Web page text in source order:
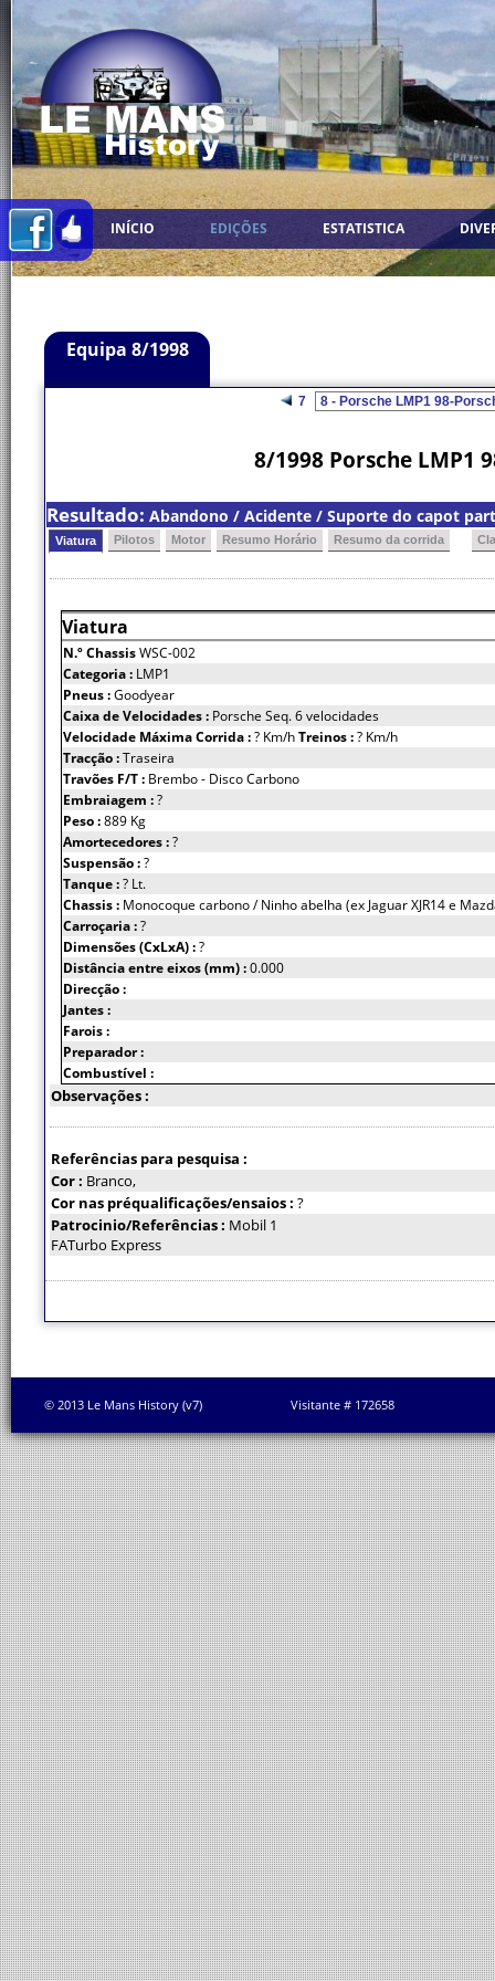
INÍCIO EDIÇÕES ESTATISTICA
Equipa 8/1998
7
8/1998 Porsche LMP1
Resultado: Abandono / Acidente / Suporte do capot
Viatura Pilotos Motor Resumo Horário Resumo da corrida
Viatura
N.º ChassisWSC-002
Categoria : LMP1
Pneus :Goodyear
Caixa de Velocidades : Porsche Seq. 6 velocidades
Velocidade Máxima Corrida :? Km/hTreinos :? Km/h
Tracção :Traseira
Travões F/T : Brembo - Disco Carbono
Embraiagem :?
Peso :889 Kg
Amortecedores :?
Suspensão :?
Tanque :? Lt.
Chassis : Monocoque carbono / Ninho abelha (ex Jaguar XJR14 e
Carroçaria :?
Dimensões (CxLxA) :?
Distância entre eixos (mm) :0.000
Direcção :
Jantes :
Farois :
Preparador :
Combustível :
Observações :
Referências para pesquisa :
Cor : Branco,
Cor nas préqualificações/ensaios : ?
Patrocinio/Referências : Mobil 1
FATurbo Express
© 2013 Le Mans History (v7) Visitante # 172658